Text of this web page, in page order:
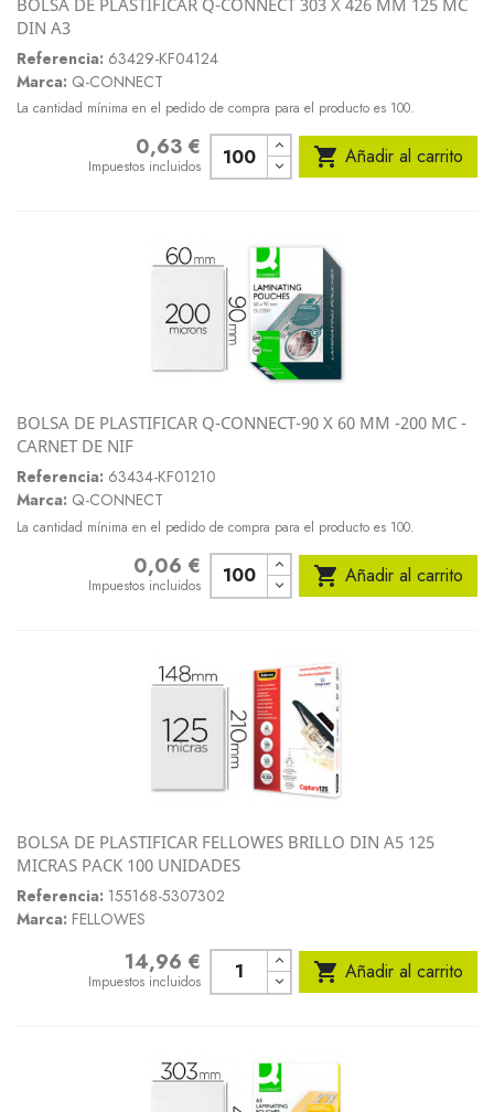
DIN A3
Referencia: 63429-KF04124
Marca: Q-CONNECT
La cantidad mínima en el pedido de compra para el producto es 100.
0,63 €
Impuestos incluidos  Añadir al carrito
BOLSA DE PLASTIFICAR Q-CONNECT-90 X 60 MM -200 MC -
CARNET DE NIF
Referencia: 63434-KF01210
Marca: Q-CONNECT
La cantidad mínima en el pedido de compra para el producto es 100.
0,06 €
Impuestos incluidos  Añadir al carrito
BOLSA DE PLASTIFICAR FELLOWES BRILLO DIN A5 125
MICRAS PACK 100 UNIDADES
Referencia: 155168-5307302
Marca: FELLOWES
Precio14,96 €
Impuestos incluidos  Añadir al carrito